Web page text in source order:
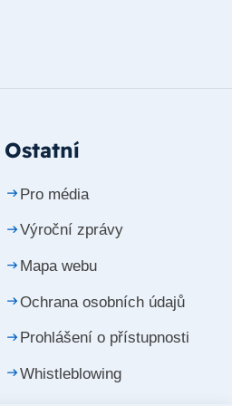
Ostatní
Pro média
Výroční zprávy
Mapa webu
Ochrana osobních údajů
Prohlášení o přístupnosti
Whistleblowing